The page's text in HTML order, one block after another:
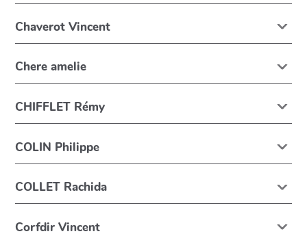
Chaverot Vincent
Chere amelie
CHIFFLET Rémy
COLIN Philippe
COLLET Rachida
Corfdir Vincent